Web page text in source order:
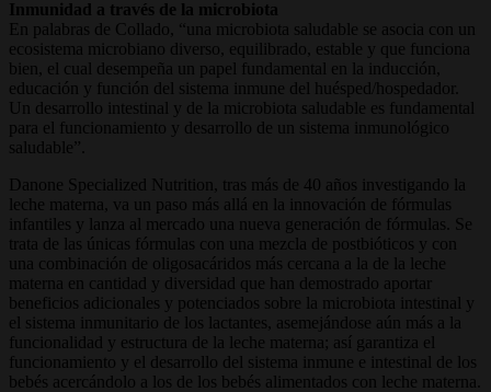
Inmunidad a través de la microbiota
En palabras de Collado, “una microbiota saludable se asocia con un
ecosistema microbiano diverso, equilibrado, estable y que funciona
bien, el cual desempeña un papel fundamental en la inducción,
educación y función del sistema inmune del huésped/hospedador.
Un desarrollo intestinal y de la microbiota saludable es fundamental
para el funcionamiento y desarrollo de un sistema inmunológico
saludable”.
Danone Specialized Nutrition, tras más de 40 años investigando la
leche materna, va un paso más allá en la innovación de fórmulas
infantiles y lanza al mercado una nueva generación de fórmulas. Se
trata de las únicas fórmulas con una mezcla de postbióticos y con
una combinación de oligosacáridos más cercana a la de la leche
materna en cantidad y diversidad que han demostrado aportar
beneficios adicionales y potenciados sobre la microbiota intestinal y
el sistema inmunitario de los lactantes, asemejándose aún más a la
funcionalidad y estructura de la leche materna; así garantiza el
funcionamiento y el desarrollo del sistema inmune e intestinal de los
bebés acercándolo a los de los bebés alimentados con leche materna.